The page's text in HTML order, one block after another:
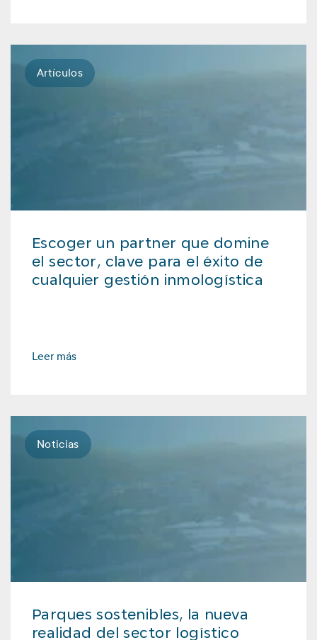
Artículos
Escoger un partner que domine
el sector, clave para el éxito de
cualquier gestión inmologística
Leer más
Noticias
Parques sostenibles, la nueva
realidad del sector logístico